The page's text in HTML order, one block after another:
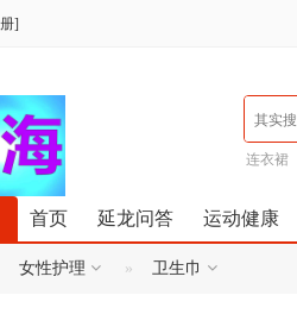
]
连衣裙
首页 延龙问答 运动健康
女性护理 卫生巾